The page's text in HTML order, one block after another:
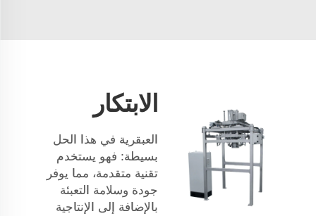
الابتكار
العبقرية في هذا الحل
بسيطة: فهو يستخدم
تقنية متقدمة، مما يوفر
جودة وسلامة التعبئة
بالإضافة إلى الإنتاجية